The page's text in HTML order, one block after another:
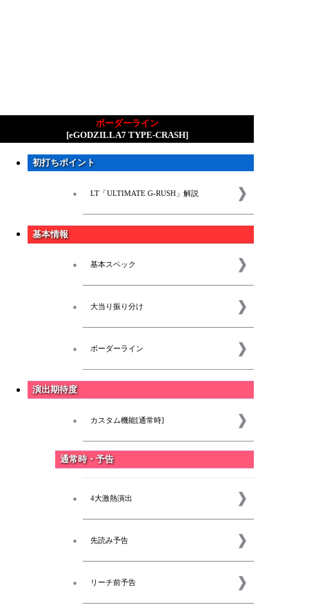
ボーダーライン
[eGODZILLA7 TYPE-CRASH]
初打ちポイント
LT「ULTIMATE G-RUSH」解説
基本情報
基本スペック
大当り振り分け
ボーダーライン
演出期待度
カスタム機能[通常時]
通常時・予告
4大激熱演出
先読み予告
リーチ前予告